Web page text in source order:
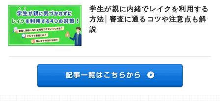
学生が親に内緒でレイクを利用する
方法│審査に通るコツや注意点も解
説